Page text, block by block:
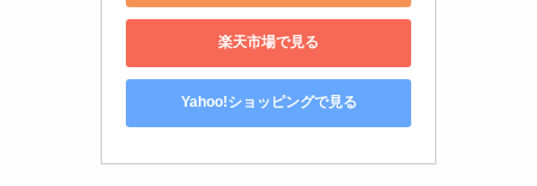
楽天市場で見る
Yahoo!ショッピングで見る